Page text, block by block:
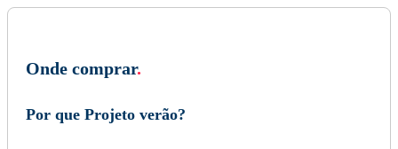
Onde comprar.
Por que Projeto verão?